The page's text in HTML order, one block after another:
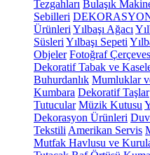
Tezgahları Bulaşık
Sebilleri
Ürünleri Yılbaşı Ağacı
Süsleri Yılbaşı Sepeti
Objeler Fotoğraf
Dekoratif Tabak ve
Buhurdanlık Mumluklar
Kumbara Dekoratif Taşlar
Tutucular Müzik Kutusu
Dekorasyon Ürünleri
Tekstili Amerikan Servis
Mutfak Havlusu ve